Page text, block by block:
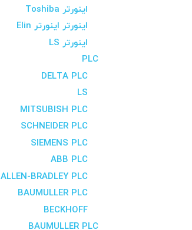
اینورتر Toshiba
اینورتر اینورتر Elin
اینورتر LS
PLC
DELTA PLC
LS
MITSUBISH PLC
SCHNEIDER PLC
SIEMENS PLC
ABB PLC
ALLEN-BRADLEY PLC
BAUMULLER PLC
BECKHOFF
BAUMULLER PLC